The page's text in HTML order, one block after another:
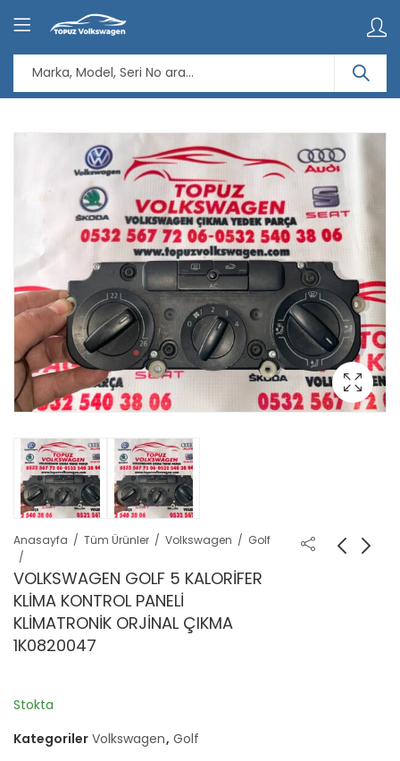
Anasayfa Tüm Ürünler Volkswagen Golf
VOLKSWAGEN GOLF 5 KALORİFER
KLİMA KONTROL PANELİ
KLİMATRONİK ORJİNAL ÇIKMA
1K0820047
Stokta
Kategoriler Volkswagen, Golf